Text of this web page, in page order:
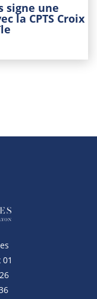
signe une
la CPTS Croix